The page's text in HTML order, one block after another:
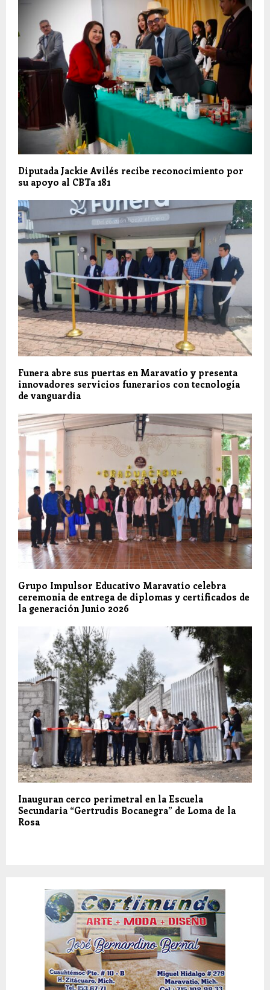
Diputada Jackie Avilés recibe reconocimiento por
su apoyo al CBTa 181
Funera abre sus puertas en Maravatío y presenta
innovadores servicios funerarios con tecnología
de vanguardia
Grupo Impulsor Educativo Maravatío celebra
ceremonia de entrega de diplomas y certificados de
la generación Junio 2026
Inauguran cerco perimetral en la Escuela
Secundaria “Gertrudis Bocanegra” de Loma de la
Rosa